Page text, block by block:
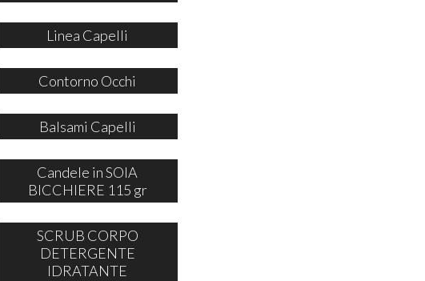
Linea Capelli
Contorno Occhi
Balsami Capelli
Candele in SOIA
BICCHIERE 115 gr
SCRUB CORPO
DETERGENTE
IDRATANTE